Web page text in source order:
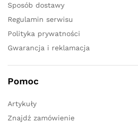
Sposób dostawy
Regulamin serwisu
Polityka prywatności
Gwarancja i reklamacja
Pomoc
Artykuły
Znajdź zamówienie